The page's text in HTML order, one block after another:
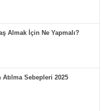
Almak İçin Ne Yapmalı?
Sebepleri 2025